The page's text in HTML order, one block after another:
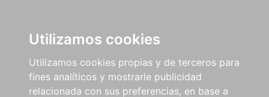
Utilizamos cookies
Utilizamos cookies propias y de terceros para
fines analíticos y mostrarle publicidad
relacionada con sus preferencias, en base a